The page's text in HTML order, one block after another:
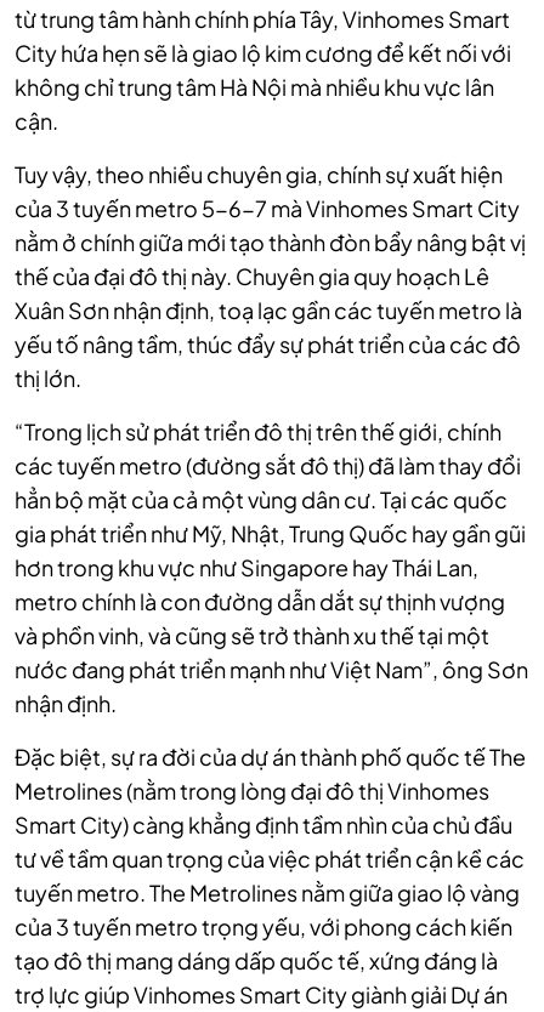
từ trung tâm hành chính phía Tây, Vinhomes Smart
City hứa hẹn sẽ là giao lộ kim cương để kết nối với
không chỉ trung tâm Hà Nội mà nhiều khu vực lân
cận.
Tuy vậy, theo nhiều chuyên gia, chính sự xuất hiện
của 3 tuyến metro 5-6-7 mà Vinhomes Smart City
nằm ở chính giữa mới tạo thành đòn bẩy nâng bật vị
thế của đại đô thị này. Chuyên gia quy hoạch Lê
Xuân Sơn nhận định, toạ lạc gần các tuyến metro là
yếu tố nâng tầm, thúc đẩy sự phát triển của các đô
thị lớn.
“Trong lịch sử phát triển đô thị trên thế giới, chính
các tuyến metro (đường sắt đô thị) đã làm thay đổi
hẳn bộ mặt của cả một vùng dân cư. Tại các quốc
gia phát triển như Mỹ, Nhật, Trung Quốc hay gần gũi
hơn trong khu vực như Singapore hay Thái Lan,
metro chính là con đường dẫn dắt sự thịnh vượng
và phồn vinh, và cũng sẽ trở thành xu thế tại một
nước đang phát triển mạnh như Việt Nam”, ông Sơn
nhận định.
Đặc biệt, sự ra đời của dự án thành phố quốc tế The
Metrolines (nằm trong lòng đại đô thị Vinhomes
Smart City) càng khẳng định tầm nhìn của chủ đầu
tư về tầm quan trọng của việc phát triển cận kề các
tuyến metro. The Metrolines nằm giữa giao lộ vàng
của 3 tuyến metro trọng yếu, với phong cách kiến
tạo đô thị mang dáng dấp quốc tế, xứng đáng là
trợ lực giúp Vinhomes Smart City giành giải Dự án